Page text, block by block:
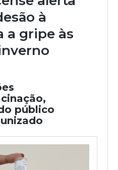
à
a gripe às
público